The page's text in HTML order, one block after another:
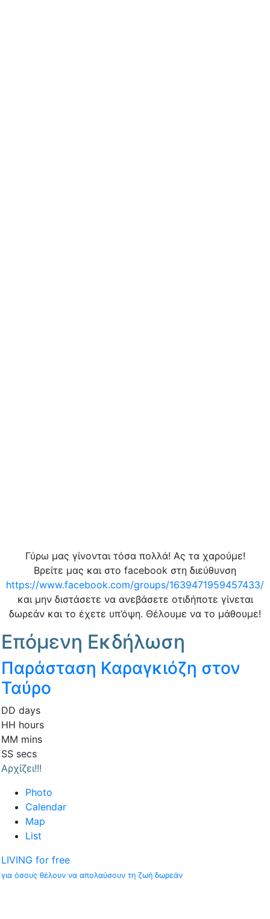
Γύρω μας γίνονται τόσα πολλά! Ας τα χαρούμε!
Βρείτε μας και στο facebook στη διεύθυνση
https://www.facebook.com/groups/1639471959457433/
και μην διστάσετε να ανεβάσετε οτιδήποτε γίνεται
δωρεάν και το έχετε υπ’όψη. Θέλουμε να το μάθουμε!
Επόμενη Εκδήλωση
Παράσταση Καραγκιόζη στον
Ταύρο
DD days
HH hours
MM mins
SS secs
Αρχίζει!!!
Photo
Calendar
Map
List
LIVING for free
για όσους θέλουν να απολαύσουν τη ζωή δωρεάν